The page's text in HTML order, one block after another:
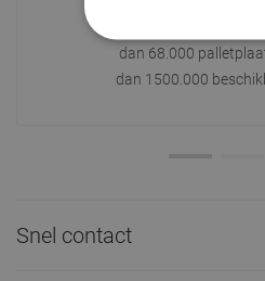
dan 68.000
dan 1500.000
Snel contact